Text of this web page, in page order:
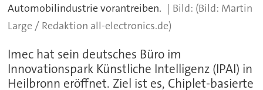
Automobilindustrie vorantreiben.
(Bild: Martin
Large / Redaktion all-electronics.de)
Imec hat sein deutsches Büro im
Innovationspark Künstliche Intelligenz (IPAI) in
Heilbronn eröffnet. Ziel ist es, Chiplet-basierte